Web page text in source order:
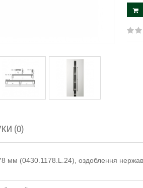
(0)
мм (0430.1178.L.24), оздоблення